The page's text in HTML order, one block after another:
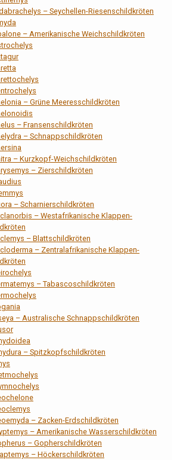
– Seychellen-Riesenschildkröten
– Amerikanische Weichschildkröten
– Grüne Meeresschildkröten
– Fransenschildkröten
– Schnappschildkröten
– Kurzkopf-Weichschildkröten
– Zierschildkröten
– Scharnierschildkröten
– Westafrikanische Klappen-
– Blattschildkröten
– Zentralafrikanische Klappen-
– Tabascoschildkröten
– Australische Schnappschildkröten
– Spitzkopfschildkröten
– Zacken-Erdschildkröten
– Amerikanische Wasserschildkröten
– Gopherschildkröten
– Höckerschildkröten